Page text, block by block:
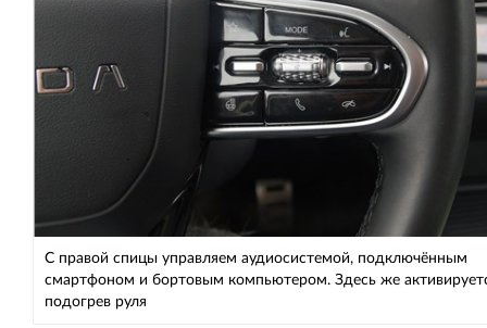
С правой спицы управляем аудиосистемой, подключённым
смартфоном и бортовым компьютером. Здесь же
подогрев руля